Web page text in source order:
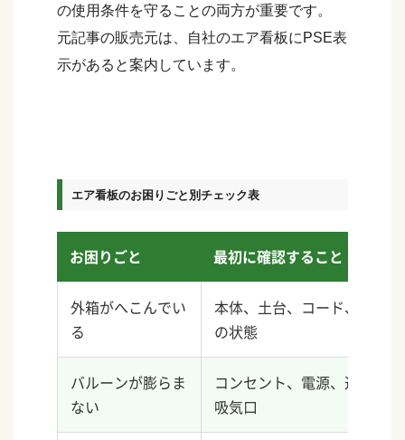
の使用条件を守ることの両方が重要です。
元記事の販売元は、自社のエア看板にPSE表
示があると案内しています。
エア看板のお困りごと別チェック表
お困りごと 最初に確認すること
外箱がへこんでい
る
本体、土台、コード、付属品
の状態
バルーンが膨らま
ない
コンセント、電源、送風機、
吸気口